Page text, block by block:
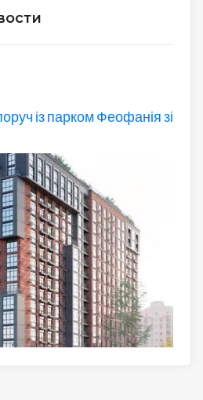
із парком Феофанія зі